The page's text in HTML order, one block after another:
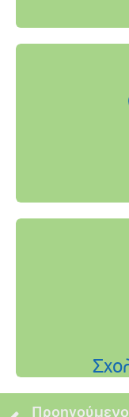
Προηγούμενο